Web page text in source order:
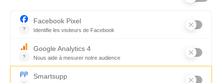
Florence Servan-Schreiber © 2026